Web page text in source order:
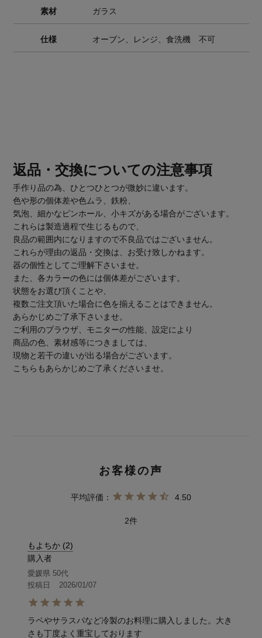
素材 ガラス
仕様 オーブン、レンジ、食洗機 不可
返品・交換についての注意事項
手作り品の為、ひとつひとつが微妙に違います。
色や形の個体差や色ムラ、鉄粉、
気泡、細かなピンホール、小キズがある場合がございます。
これらは製造過程で生じるもので、
良品の範囲内になりますので不良品ではございません。
これらが理由の返品・交換は、お受け致しかねます。
器の個性としてご理解下さいませ。
また、各カラーの色には個体差がございます。
状態をお選び頂くことや、
複数ご注文頂いた場合に色を揃えることはできません。
あらかじめご了承下さいませ。
ご利用のブラウザ、モニターの性能、設定により
商品の色、素材感等につきましては、
現物と若干の違いが出る場合がございます。
こちらもあらかじめご了承くださいませ。
4.50
2
もよちか 2
購入者
愛媛県 50代
投稿日
2026/01/07
ラペやサラスパなど冷製のお料理に購入しました。大き
さも丁度よく重宝しております